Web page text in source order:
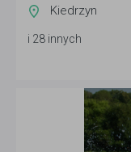
Kiedrzyn
i 28 innych